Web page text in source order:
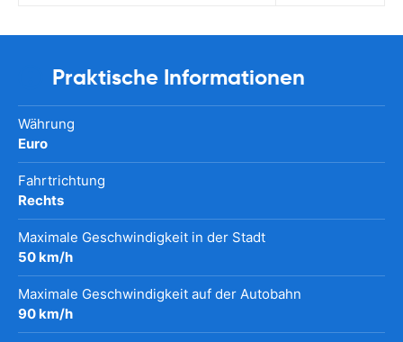
Praktische Informationen
Währung
Euro
Fahrtrichtung
Rechts
Maximale Geschwindigkeit in der Stadt
50 km/h
Maximale Geschwindigkeit auf der Autobahn
90 km/h